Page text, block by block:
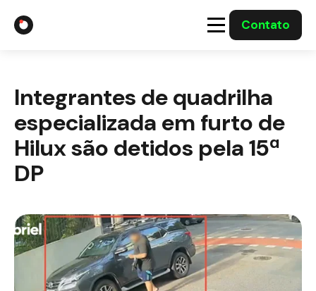
Contato
Soluções
Integrações com o Governo
Mídia
Integrantes de quadrilha
especializada em furto de
Hilux são detidos pela 15ª
DP